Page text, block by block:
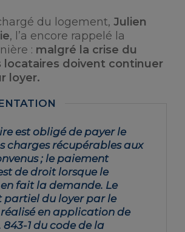
du logement, Julien
, l’a encore rappelé la
: malgré la crise du
locataires doivent continuer
loyer.
est obligé de payer le
charges récupérables aux
; le paiement
de droit lorsque le
fait la demande. Le
partiel du loyer par le
en application de
843-1 du code de la